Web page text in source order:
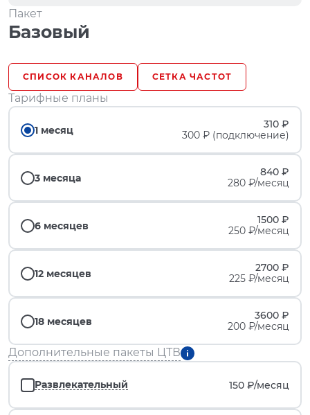
Пакет
Базовый
СПИСОК КАНАЛОВ СЕТКА ЧАСТОТ
Тарифные планы
1 месяц
310 ₽
300 ₽ (подключение)
3 месяца
840 ₽
280 ₽/месяц
6 месяцев
1500 ₽
250 ₽/месяц
12 месяцев
2700 ₽
225 ₽/месяц
18 месяцев
3600 ₽
200 ₽/месяц
Дополнительные пакеты ЦТВ
Развлекательный 150 ₽/месяц